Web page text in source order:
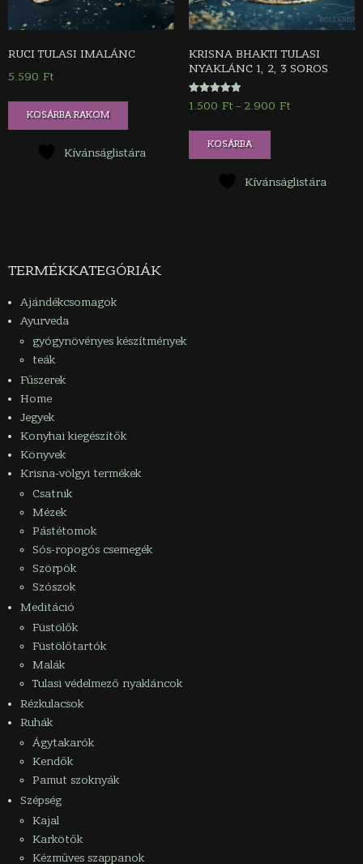
RUCI TULASI IMALÁNC
5.590 Ft
KOSÁRBA RAKOM
Kívánságlistára
KRISNA BHAKTI TULASI
NYAKLÁNC 1, 2, 3 SOROS
Értékelés:
5.00
1.500 Ft – 2.900 FtÁrtartomány:
KOSÁRBA
Ennek
több
Kívánságlistára
TERMÉKKATEGÓRIÁK
Ajándékcsomagok
Ayurveda
gyógynövényes készítmények
teák
Fűszerek
Home
Jegyek
Konyhai kiegészítők
Könyvek
Krisna-völgyi termékek
Csatnik
Mézek
Pástétomok
Sós-ropogós csemegék
Szörpök
Szószok
Meditáció
Füstölők
Füstölőtartók
Malák
Tulasi védelmező nyakláncok
Rézkulacsok
Ruhák
Ágytakarók
Kendők
Pamut szoknyák
Szépség
Kajal
Karkötők
Kézműves szappanok